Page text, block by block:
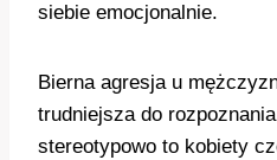
siebie emocjonalnie.
Bierna agresja u
trudniejsza do
stereotypowo to kobiety